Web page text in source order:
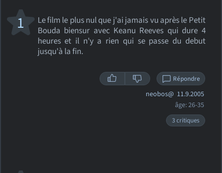
Le film le plus nul que j'ai jamais vu après le Petit
Bouda biensur avec Keanu Reeves qui dure 4
heures et il n'y a rien qui se passe du debut
jusqu'à la fin.
1
Répondre
neobos@ 11.9.2005
âge: 26-35
3 critiques